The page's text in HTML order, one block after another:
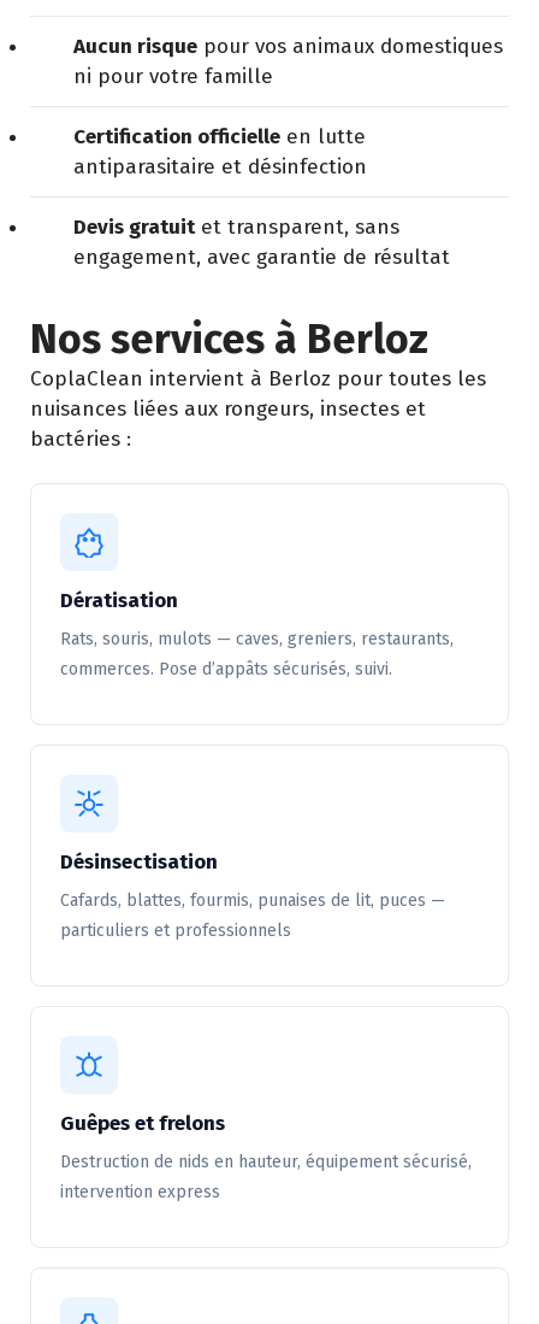
Aucun risque pour vos animaux domestiques
ni pour votre famille
Certification officielle en lutte
antiparasitaire et désinfection
Devis gratuitet transparent, sans
engagement, avec garantie de résultat
Nos services à Berloz
CoplaClean intervient à Berloz pour toutes les
nuisances liées aux rongeurs, insectes et
bactéries :
Dératisation
Rats, souris, mulots — caves, greniers, restaurants,
commerces. Pose d’appâts sécurisés, suivi.
Désinsectisation
Cafards, blattes, fourmis, punaises de lit, puces —
particuliers et professionnels
Guêpes et frelons
Destruction de nids en hauteur, équipement sécurisé,
intervention express